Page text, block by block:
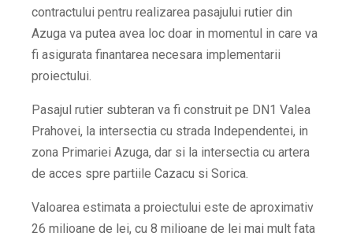
contractului pentru realizarea pasajului rutier din
Azuga va putea avea loc doar in momentul in care va
fi asigurata finantarea necesara implementarii
proiectului.
Pasajul rutier subteran va fi construit pe DN1 Valea
Prahovei, la intersectia cu strada Independentei, in
zona Primariei Azuga, dar si la intersectia cu artera
de acces spre partiile Cazacu si Sorica.
Valoarea estimata a proiectului este de aproximativ
26 milioane de lei, cu 8 milioane de lei mai mult fata